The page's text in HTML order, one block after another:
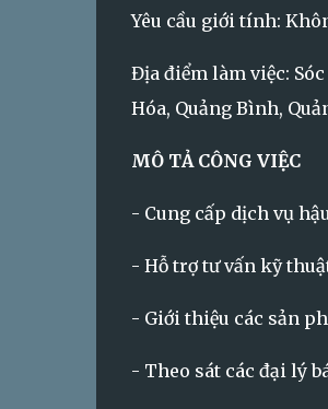
Yêu cầu giới tính:
Địa điểm làm việc:
Hóa, Quảng Bình,
MÔ TẢ CÔNG VIỆC
- Cung cấp dịch vụ
- Hỗ trợ tư vấn kỹ
- Giới thiệu các sản
- Theo sát các đại lý